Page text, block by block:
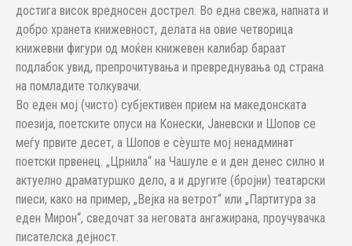
достига висок вредносен дострел. Во една свежа, напната и
добро хранета книжевност, делата на овие четворица
книжевни фигури од моќен книжевен калибар бараат
подлабок увид, препрочитувања и превреднувања од страна
на помладите толкувачи.
Во еден мој (чисто) субјективен прием на македонската
поезија, поетските опуси на Конески, Јаневски и Шопов се
меѓу првите десет, а Шопов е сѐуште мој ненадминат
поетски првенец. „Црнила“ на Чашуле е и ден денес силно и
актуелно драматуршко дело, а и другите (бројни) театарски
пиеси, како на пример, „Вејка на ветрот“ или „Партитура за
еден Мирон“, сведочат за неговата ангажирана, проучувачка
писателска дејност.